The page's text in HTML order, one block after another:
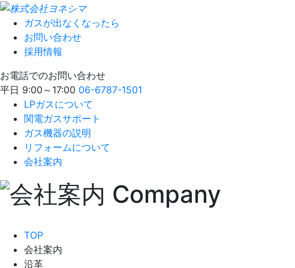
ガスが出なくなったら
お問い合わせ
採用情報
お電話でのお問い合わせ
平日 9:00～17:00 06-6787-1501
LPガスについて
関電ガスサポート
ガス機器の説明
リフォームについて
会社案内
TOP
会社案内
沿革